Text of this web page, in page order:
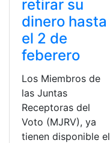
retirar su
dinero hasta
el 2 de
feberero
Los Miembros de
las Juntas
Receptoras del
Voto (MJRV), ya
tienen disponible el